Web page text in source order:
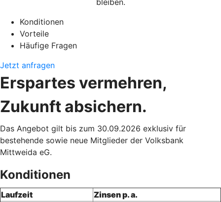
Konditionen
Vorteile
Häufige Fragen
Jetzt anfragen
Erspartes vermehren,
Zukunft absichern.
Das Angebot gilt bis zum 30.09.2026 exklusiv für
bestehende sowie neue Mitglieder der Volksbank
Mittweida eG.
Konditionen
Laufzeit
Zinsen p. a.